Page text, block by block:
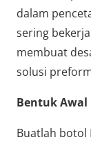
dalam
sering
membuat
solusi
Bentuk Awal
Buatlah botol